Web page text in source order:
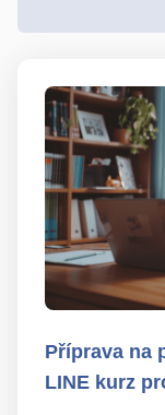
Příprava na
LINE kurz